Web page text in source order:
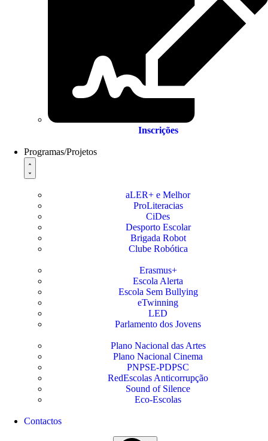
Inscrições
Programas/Projetos
aLER+ e Melhor
ProLiteracias
CiDes
Desporto Escolar
Brigada Robot
Clube Robótica
Erasmus+
Escola Alerta
Escola Sem Bullying
eTwinning
LED
Parlamento dos Jovens
Plano Nacional das Artes
Plano Nacional Cinema
PNPSE-PDPSC
RedEscolas Anticorrupção
Sound of Silence
Eco-Escolas
Contactos